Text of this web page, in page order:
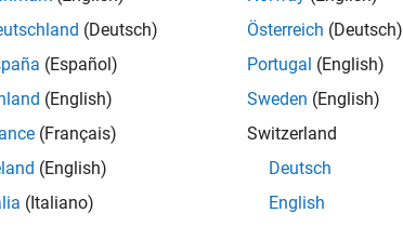
(Deutsch)
(Español)
(English)
(Français)
(English)
(Italiano)
Österreich (Deutsch)
Portugal (English)
Sweden (English)
Switzerland
Deutsch
English